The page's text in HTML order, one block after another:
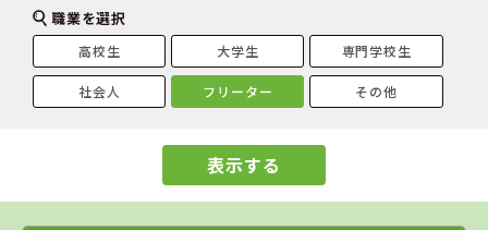
職業を選択
高校生 大学生 専門学校生
社会人 フリーター その他
表示する